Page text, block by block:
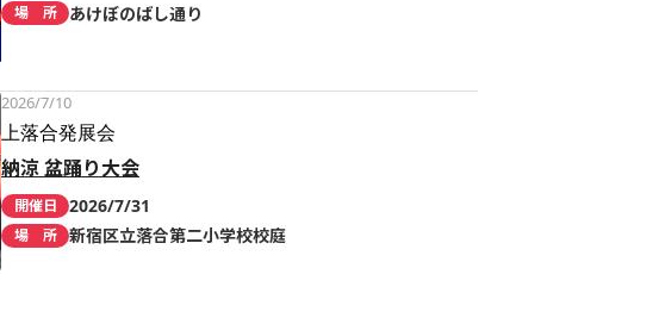
場 所 あけぼのばし通り
2026/7/10
上落合発展会
納涼 盆踊り大会
開催日 2026/7/31
場 所 新宿区立落合第二小学校校庭